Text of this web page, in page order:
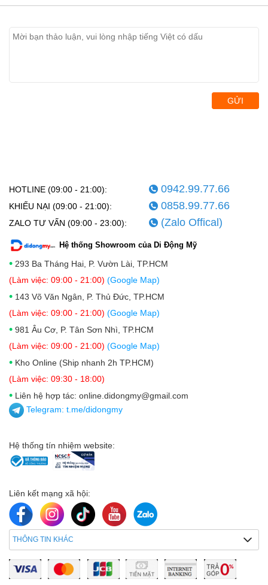
GỬI
HOTLINE (09:00 - 21:00): 0942.99.77.66
KHIẾU NẠI (09:00 - 21:00): 0858.99.77.66
ZALO TƯ VẤN (09:00 - 23:00): (Zalo Offical)
Hệ thống Showroom của Di Động Mỹ
• 293 Ba Tháng Hai, P. Vườn Lài, TP.HCM
(Làm việc: 09:00 - 21:00) (Google Map)
• 143 Võ Văn Ngân, P. Thủ Đức, TP.HCM
(Làm việc: 09:00 - 21:00) (Google Map)
• 981 Âu Cơ, P. Tân Sơn Nhì, TP.HCM
(Làm việc: 09:00 - 21:00) (Google Map)
• Kho Online (Ship nhanh 2h TP.HCM)
(Làm việc: 09:30 - 18:00)
• Liên hệ hợp tác: online.didongmy@gmail.com
Telegram: t.me/didongmy
Hệ thống tín nhiệm website:
Liên kết mạng xã hội:
THÔNG TIN KHÁC